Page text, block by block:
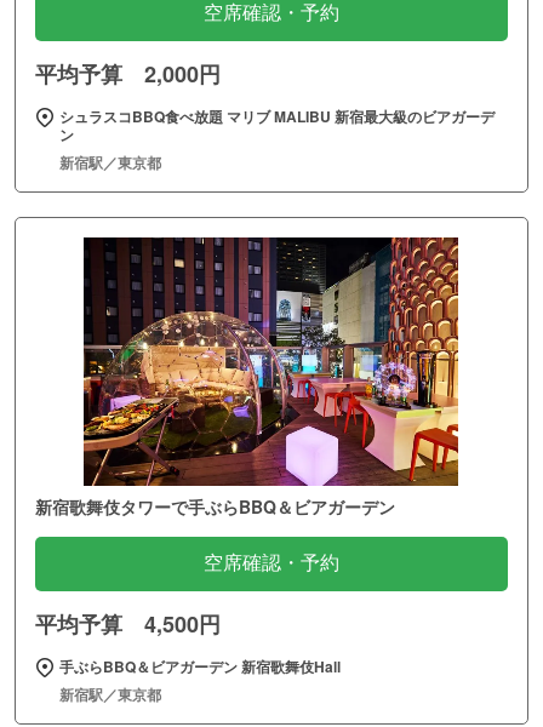
空席確認・予約
平均予算 2,000円
シュラスコBBQ食べ放題 マリブ MALIBU 新宿最大級のビアガーデ
ン
新宿駅／東京都
新宿歌舞伎タワーで手ぶらBBQ＆ビアガーデン
空席確認・予約
平均予算 4,500円
手ぶらBBQ＆ビアガーデン 新宿歌舞伎Hall
新宿駅／東京都